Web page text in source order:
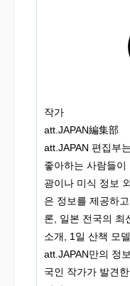
작가
att.JAPAN編集部
att.JAPAN 편집부
좋아하는 사람들
광이나 미식 정보
은 정보를 제공하
론, 일본 전국의 최
소개, 1일 산책 모
att.JAPAN만의 정
국인 작가가 발견